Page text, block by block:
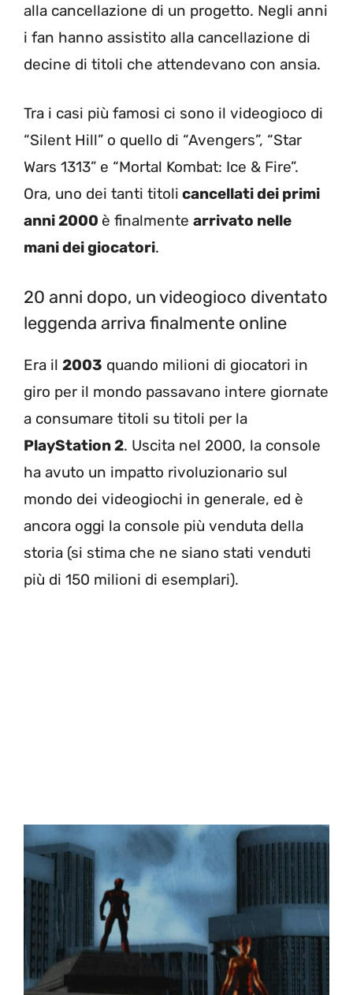
alla cancellazione di un progetto. Negli anni
i fan hanno assistito alla cancellazione di
decine di titoli che attendevano con ansia.
Tra i casi più famosi ci sono il videogioco di
“Silent Hill” o quello di “Avengers”, “Star
Wars 1313” e “Mortal Kombat: Ice & Fire”.
Ora, uno dei tanti titoli cancellati dei primi
anni 2000 è finalmente arrivato nelle
mani dei giocatori.
20 anni dopo, un videogioco diventato
leggenda arriva finalmente online
Era il 2003 quando milioni di giocatori in
giro per il mondo passavano intere giornate
a consumare titoli su titoli per la
PlayStation 2. Uscita nel 2000, la console
ha avuto un impatto rivoluzionario sul
mondo dei videogiochi in generale, ed è
ancora oggi la console più venduta della
storia (si stima che ne siano stati venduti
più di 150 milioni di esemplari).